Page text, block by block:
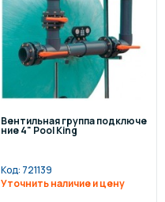
Вентильная группа подключе
ние 4" Pool King
Код: 721139
Уточнить наличие и цену